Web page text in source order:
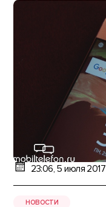
23:06, 5 июля 2017
НОВОСТИ